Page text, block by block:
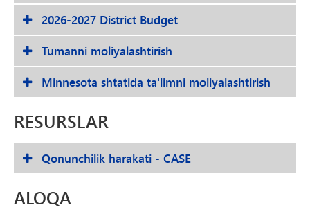
2026-2027 District Budget
Tumanni moliyalashtirish
Minnesota shtatida ta'limni moliyalashtirish
RESURSLAR
Qonunchilik harakati - CASE
ALOQA